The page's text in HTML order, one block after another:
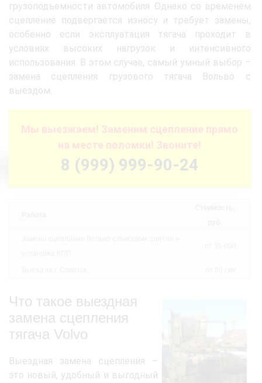
грузоподъемности автомобиля. Однако со временем
сцепление подвергается износу и требует замены,
особенно если эксплуатация тягача проходит в
условиях высоких нагрузок и интенсивного
использования. В этом случае, самый умный выбор –
замена сцепления грузового тягача Вольво с
выездом.
Мы выезжаем! Заменим сцепление прямо
на месте поломки! Звоните!
8 (999) 999-90-24
Что такое выездная
замена сцепления
тягача Volvo
Выездная замена сцепления –
это новый, удобный и выгодный